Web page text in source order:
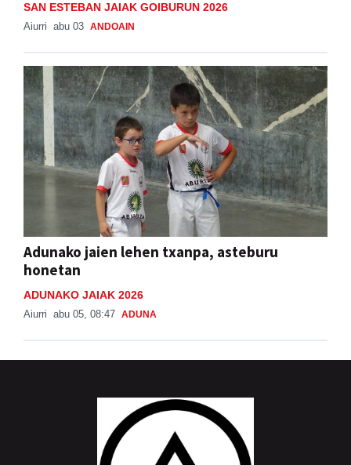
SAN ESTEBAN JAIAK GOIBURUN 2026
Aiurri abu 03 ANDOAIN
Adunako jaien lehen txanpa, asteburu
honetan
ADUNAKO JAIAK 2026
Aiurri abu 05, 08:47 ADUNA